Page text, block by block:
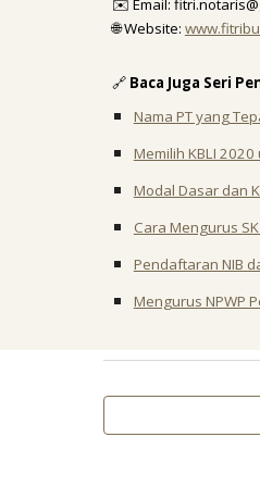
🌐 Website:
🔗 Baca Juga Seri
Nama PT yang
Memilih KBLI
Modal Dasar dan
Cara Mengurus
Pendaftaran NIB
Mengurus NPWP